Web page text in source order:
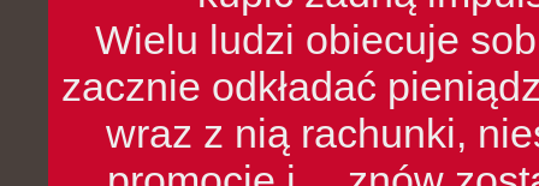
Wielu ludzi obiecuje
zacznie odkładać
wraz z nią rachunki,